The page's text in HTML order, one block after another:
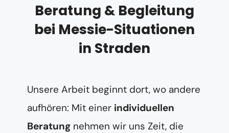
Beratung & Begleitung
bei Messie-Situationen
in Straden
Unsere Arbeit beginnt dort, wo andere
aufhören: Mit einer individuellen
Beratung nehmen wir uns Zeit, die